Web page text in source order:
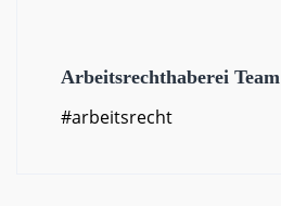
Arbeitsrechthaberei Team
#arbeitsrecht